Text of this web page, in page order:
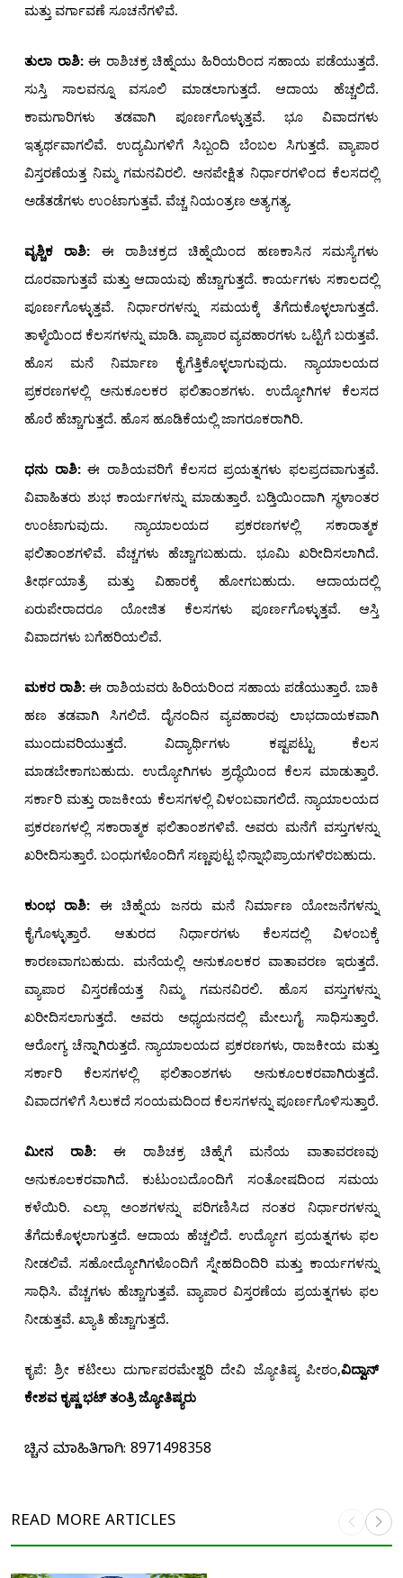
ಮತ್ತು ವರ್ಗಾವಣೆ ಸೂಚನೆಗಳಿವೆ.
ತುಲಾ ರಾಶಿ:ಈ ರಾಶಿಚಕ್ರ ಚಿಹ್ನೆಯು ಹಿರಿಯರಿಂದ ಸಹಾಯ ಪಡೆಯುತ್ತದೆ.
ಸುಸ್ತಿ ಸಾಲವನ್ನೂ ವಸೂಲಿ ಮಾಡಲಾಗುತ್ತದೆ. ಆದಾಯ ಹೆಚ್ಚಲಿದೆ.
ಕಾಮಗಾರಿಗಳು ತಡವಾಗಿ ಪೂರ್ಣಗೊಳ್ಳುತ್ತವೆ. ಭೂ ವಿವಾದಗಳು
ಇತ್ಯರ್ಥವಾಗಲಿವೆ. ಉದ್ಯಮಿಗಳಿಗೆ ಸಿಬ್ಬಂದಿ ಬೆಂಬಲ ಸಿಗುತ್ತದೆ. ವ್ಯಾಪಾರ
ವಿಸ್ತರಣೆಯತ್ತ ನಿಮ್ಮ ಗಮನವಿರಲಿ. ಅನಪೇಕ್ಷಿತ ನಿರ್ಧಾರಗಳಿಂದ ಕೆಲಸದಲ್ಲಿ
ಅಡೆತಡೆಗಳು ಉಂಟಾಗುತ್ತವೆ. ವೆಚ್ಚ ನಿಯಂತ್ರಣ ಅತ್ಯಗತ್ಯ.
ವೃಶ್ಚಿಕ ರಾಶಿ: ಈ ರಾಶಿಚಕ್ರದ ಚಿಹ್ನೆಯಿಂದ ಹಣಕಾಸಿನ ಸಮಸ್ಯೆಗಳು
ದೂರವಾಗುತ್ತವೆ ಮತ್ತು ಆದಾಯವು ಹೆಚ್ಚಾಗುತ್ತದೆ. ಕಾರ್ಯಗಳು ಸಕಾಲದಲ್ಲಿ
ಪೂರ್ಣಗೊಳ್ಳುತ್ತವೆ. ನಿರ್ಧಾರಗಳನ್ನು ಸಮಯಕ್ಕೆ ತೆಗೆದುಕೊಳ್ಳಲಾಗುತ್ತದೆ.
ತಾಳ್ಮೆಯಿಂದ ಕೆಲಸಗಳನ್ನು ಮಾಡಿ. ವ್ಯಾಪಾರ ವ್ಯವಹಾರಗಳು ಒಟ್ಟಿಗೆ ಬರುತ್ತವೆ.
ಹೊಸ ಮನೆ ನಿರ್ಮಾಣ ಕೈಗೆತ್ತಿಕೊಳ್ಳಲಾಗುವುದು. ನ್ಯಾಯಾಲಯದ
ಪ್ರಕರಣಗಳಲ್ಲಿ ಅನುಕೂಲಕರ ಫಲಿತಾಂಶಗಳು. ಉದ್ಯೋಗಿಗಳ ಕೆಲಸದ
ಹೊರೆ ಹೆಚ್ಚಾಗುತ್ತದೆ. ಹೊಸ ಹೂಡಿಕೆಯಲ್ಲಿ ಜಾಗರೂಕರಾಗಿರಿ.
ಧನು ರಾಶಿ:ಈ ರಾಶಿಯವರಿಗೆ ಕೆಲಸದ ಪ್ರಯತ್ನಗಳು ಫಲಪ್ರದವಾಗುತ್ತವೆ.
ವಿವಾಹಿತರು ಶುಭ ಕಾರ್ಯಗಳನ್ನು ಮಾಡುತ್ತಾರೆ. ಬಡ್ತಿಯಿಂದಾಗಿ ಸ್ಥಳಾಂತರ
ಉಂಟಾಗುವುದು. ನ್ಯಾಯಾಲಯದ ಪ್ರಕರಣಗಳಲ್ಲಿ ಸಕಾರಾತ್ಮಕ
ಫಲಿತಾಂಶಗಳಿವೆ. ವೆಚ್ಚಗಳು ಹೆಚ್ಚಾಗಬಹುದು. ಭೂಮಿ ಖರೀದಿಸಲಾಗಿದೆ.
ತೀರ್ಥಯಾತ್ರೆ ಮತ್ತು ವಿಹಾರಕ್ಕೆ ಹೋಗಬಹುದು. ಆದಾಯದಲ್ಲಿ
ಏರುಪೇರಾದರೂ ಯೋಜಿತ ಕೆಲಸಗಳು ಪೂರ್ಣಗೊಳ್ಳುತ್ತವೆ. ಆಸ್ತಿ
ವಿವಾದಗಳು ಬಗೆಹರಿಯಲಿವೆ.
ಮಕರ ರಾಶಿ:ಈ ರಾಶಿಯವರು ಹಿರಿಯರಿಂದ ಸಹಾಯ ಪಡೆಯುತ್ತಾರೆ. ಬಾಕಿ
ಹಣ ತಡವಾಗಿ ಸಿಗಲಿದೆ. ದೈನಂದಿನ ವ್ಯವಹಾರವು ಲಾಭದಾಯಕವಾಗಿ
ಮುಂದುವರಿಯುತ್ತದೆ. ವಿದ್ಯಾರ್ಥಿಗಳು ಕಷ್ಟಪಟ್ಟು ಕೆಲಸ
ಮಾಡಬೇಕಾಗಬಹುದು. ಉದ್ಯೋಗಿಗಳು ಶ್ರದ್ಧೆಯಿಂದ ಕೆಲಸ ಮಾಡುತ್ತಾರೆ.
ಸರ್ಕಾರಿ ಮತ್ತು ರಾಜಕೀಯ ಕೆಲಸಗಳಲ್ಲಿ ವಿಳಂಬವಾಗಲಿದೆ. ನ್ಯಾಯಾಲಯದ
ಪ್ರಕರಣಗಳಲ್ಲಿ ಸಕಾರಾತ್ಮಕ ಫಲಿತಾಂಶಗಳಿವೆ. ಅವರು ಮನೆಗೆ ವಸ್ತುಗಳನ್ನು
ಖರೀದಿಸುತ್ತಾರೆ. ಬಂಧುಗಳೊಂದಿಗೆ ಸಣ್ಣಪುಟ್ಟ ಭಿನ್ನಾಭಿಪ್ರಾಯಗಳಿರಬಹುದು.
ಕುಂಭ ರಾಶಿ: ಈ ಚಿಹ್ನೆಯ ಜನರು ಮನೆ ನಿರ್ಮಾಣ ಯೋಜನೆಗಳನ್ನು
ಕೈಗೊಳ್ಳುತ್ತಾರೆ. ಆತುರದ ನಿರ್ಧಾರಗಳು ಕೆಲಸದಲ್ಲಿ ವಿಳಂಬಕ್ಕೆ
ಕಾರಣವಾಗಬಹುದು. ಮನೆಯಲ್ಲಿ ಅನುಕೂಲಕರ ವಾತಾವರಣ ಇರುತ್ತದೆ.
ವ್ಯಾಪಾರ ವಿಸ್ತರಣೆಯತ್ತ ನಿಮ್ಮ ಗಮನವಿರಲಿ. ಹೊಸ ವಸ್ತುಗಳನ್ನು
ಖರೀದಿಸಲಾಗುತ್ತದೆ. ಅವರು ಅಧ್ಯಯನದಲ್ಲಿ ಮೇಲುಗೈ ಸಾಧಿಸುತ್ತಾರೆ.
ಆರೋಗ್ಯ ಚೆನ್ನಾಗಿರುತ್ತದೆ. ನ್ಯಾಯಾಲಯದ ಪ್ರಕರಣಗಳು, ರಾಜಕೀಯ ಮತ್ತು
ಸರ್ಕಾರಿ ಕೆಲಸಗಳಲ್ಲಿ ಫಲಿತಾಂಶಗಳು ಅನುಕೂಲಕರವಾಗಿರುತ್ತದೆ.
ವಿವಾದಗಳಿಗೆ ಸಿಲುಕದೆ ಸಂಯಮದಿಂದ ಕೆಲಸಗಳನ್ನು ಪೂರ್ಣಗೊಳಿಸುತ್ತಾರೆ.
ಮೀನ ರಾಶಿ: ಈ ರಾಶಿಚಕ್ರ ಚಿಹ್ನೆಗೆ ಮನೆಯ ವಾತಾವರಣವು
ಅನುಕೂಲಕರವಾಗಿದೆ. ಕುಟುಂಬದೊಂದಿಗೆ ಸಂತೋಷದಿಂದ ಸಮಯ
ಕಳೆಯಿರಿ. ಎಲ್ಲಾ ಅಂಶಗಳನ್ನು ಪರಿಗಣಿಸಿದ ನಂತರ ನಿರ್ಧಾರಗಳನ್ನು
ತೆಗೆದುಕೊಳ್ಳಲಾಗುತ್ತದೆ. ಆದಾಯ ಹೆಚ್ಚಲಿದೆ. ಉದ್ಯೋಗ ಪ್ರಯತ್ನಗಳು ಫಲ
ನೀಡಲಿವೆ. ಸಹೋದ್ಯೋಗಿಗಳೊಂದಿಗೆ ಸ್ನೇಹದಿಂದಿರಿ ಮತ್ತು ಕಾರ್ಯಗಳನ್ನು
ಸಾಧಿಸಿ. ವೆಚ್ಚಗಳು ಹೆಚ್ಚಾಗುತ್ತವೆ. ವ್ಯಾಪಾರ ವಿಸ್ತರಣೆಯ ಪ್ರಯತ್ನಗಳು ಫಲ
ನೀಡುತ್ತವೆ. ಖ್ಯಾತಿ ಹೆಚ್ಚಾಗುತ್ತದೆ.
ಕೃಪೆ: ಶ್ರೀ ಕಟೀಲು ದುರ್ಗಾಪರಮೇಶ್ವರಿ ದೇವಿ ಜ್ಯೋತಿಷ್ಯ ಪೀಠಂ,ವಿದ್ವಾನ್
ಕೇಶವ ಕೃಷ್ಣ ಭಟ್ ತಂತ್ರಿ ಜ್ಯೋತಿಷ್ಯರು
ಹೆಚ್ಚಿನ ಮಾಹಿತಿಗಾಗಿ: 8971498358
READ MORE ARTICLES